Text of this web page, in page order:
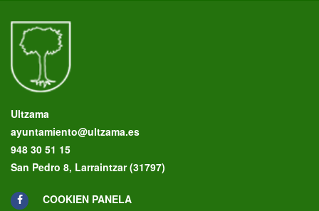
Ultzama
ayuntamiento@ultzama.es
948 30 51 15
San Pedro 8, Larraintzar (31797)
COOKIEN PANELA